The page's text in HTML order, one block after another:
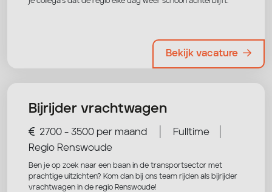
Bekijk vacature
Bijrijder vrachtwagen
2700 - 3500 per maand Fulltime
Regio Renswoude
Ben je op zoek naar een baan in de transportsector met
prachtige uitzichten? Kom dan bij ons team rijden als bijrijder
vrachtwagen in de regio Renswoude!